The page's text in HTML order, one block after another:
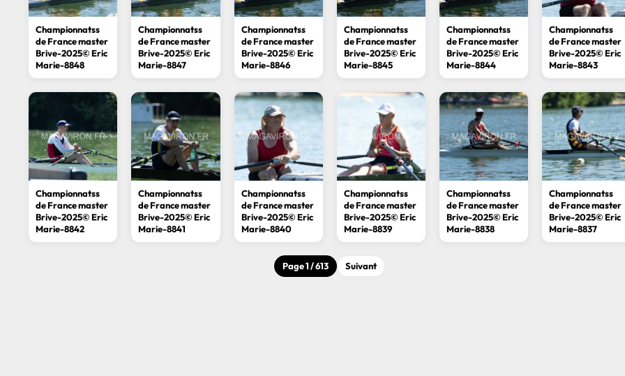
Championnatss
de France master
Brive-2025© Eric
Marie-8848
Championnatss
de France master
Brive-2025© Eric
Marie-8847
Championnatss
de France master
Brive-2025© Eric
Marie-8846
Championnatss
de France master
Brive-2025© Eric
Marie-8845
Championnatss
de France master
Brive-2025© Eric
Marie-8844
Championnatss
de France master
Brive-2025© Eric
Marie-8843
Championnatss
de France master
Brive-2025© Eric
Marie-8842
Championnatss
de France master
Brive-2025© Eric
Marie-8841
Championnatss
de France master
Brive-2025© Eric
Marie-8840
Championnatss
de France master
Brive-2025© Eric
Marie-8839
Championnatss
de France master
Brive-2025© Eric
Marie-8838
Championnatss
de France master
Brive-2025© Eric
Marie-8837
Page 1 / 613 Suivant